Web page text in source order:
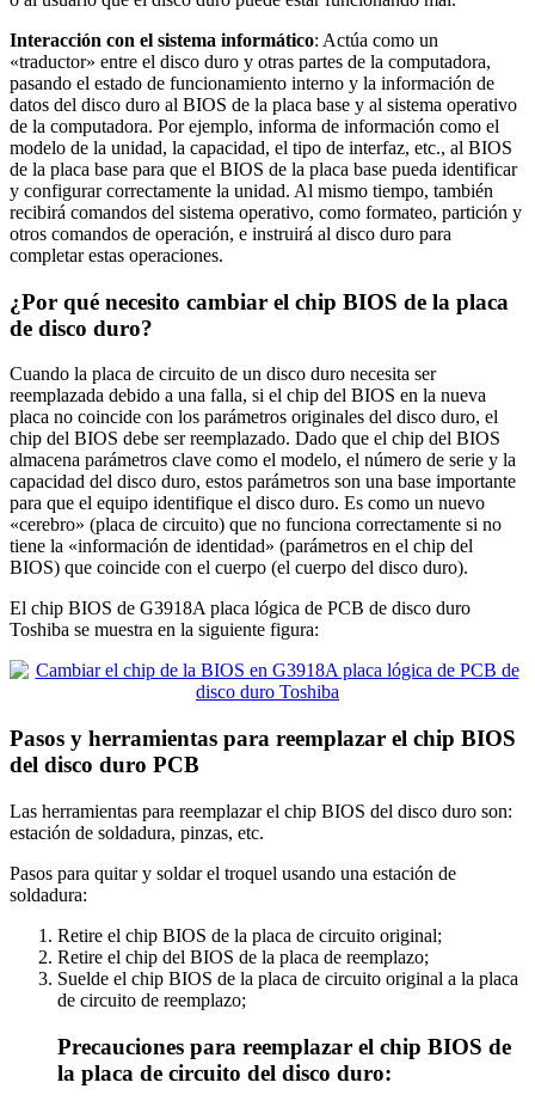
Interacción con el sistema informático: Actúa como un
«traductor» entre el disco duro y otras partes de la computadora,
pasando el estado de funcionamiento interno y la información de
datos del disco duro al BIOS de la placa base y al sistema operativo
de la computadora. Por ejemplo, informa de información como el
modelo de la unidad, la capacidad, el tipo de interfaz, etc., al BIOS
de la placa base para que el BIOS de la placa base pueda identificar
y configurar correctamente la unidad. Al mismo tiempo, también
recibirá comandos del sistema operativo, como formateo, partición y
otros comandos de operación, e instruirá al disco duro para
completar estas operaciones.
¿Por qué necesito cambiar el chip BIOS de la placa
de disco duro?
Cuando la placa de circuito de un disco duro necesita ser
reemplazada debido a una falla, si el chip del BIOS en la nueva
placa no coincide con los parámetros originales del disco duro, el
chip del BIOS debe ser reemplazado. Dado que el chip del BIOS
almacena parámetros clave como el modelo, el número de serie y la
capacidad del disco duro, estos parámetros son una base importante
para que el equipo identifique el disco duro. Es como un nuevo
«cerebro» (placa de circuito) que no funciona correctamente si no
tiene la «información de identidad» (parámetros en el chip del
BIOS) que coincide con el cuerpo (el cuerpo del disco duro).
El chip BIOS de G3918A placa lógica de PCB de disco duro
Toshiba se muestra en la siguiente figura:
Pasos y herramientas para reemplazar el chip BIOS
del disco duro PCB
Las herramientas para reemplazar el chip BIOS del disco duro son:
estación de soldadura, pinzas, etc.
Pasos para quitar y soldar el troquel usando una estación de
soldadura:
Retire el chip BIOS de la placa de circuito original;
Retire el chip del BIOS de la placa de reemplazo;
Suelde el chip BIOS de la placa de circuito original a la placa
de circuito de reemplazo;
Precauciones para reemplazar el chip BIOS de
la placa de circuito del disco duro: